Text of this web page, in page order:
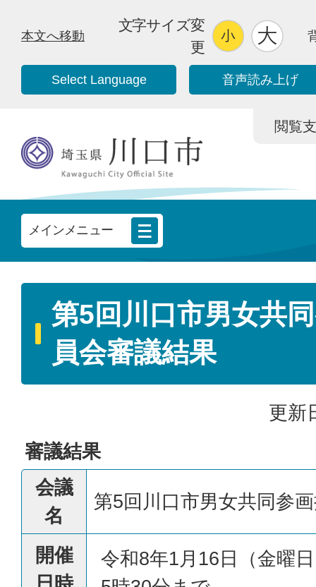
本文へ移動
文字サイズ変
更
Select Language 音声読み上げ
閲覧
メインメニュー
第5回川口市男女共
員会審議結果
更新
審議結果
会議
名
第5回川口市男女共同参
開催
令和8年1月16日（金曜